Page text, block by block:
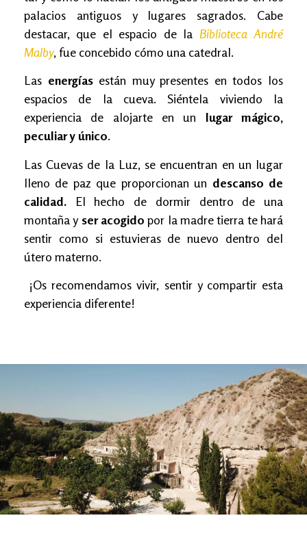
palacios antiguos y lugares sagrados. Cabe
destacar, que el espacio de la Biblioteca André
Malby, fue concebido cómo una catedral.
Las energías están muy presentes en todos los
espacios de la cueva. Siéntela viviendo la
experiencia de alojarte en un lugar mágico,
peculiar y único.
Las Cuevas de la Luz, se encuentran en un lugar
lleno de paz que proporcionan un descanso de
calidad. El hecho de dormir dentro de una
montaña y ser acogido por la madre tierra te hará
sentir como si estuvieras de nuevo dentro del
útero materno.
¡Os recomendamos vivir, sentir y compartir esta
experiencia diferente!